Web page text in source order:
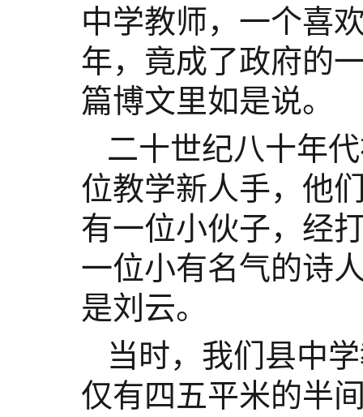
中学教师，一个喜
年，竟成了政府的
篇博文里如是说。
二十世纪八十年
位教学新人手，他
有一位小伙子，经
一位小有名气的诗
是刘云。
当时，我们县中
仅有四五平米的半